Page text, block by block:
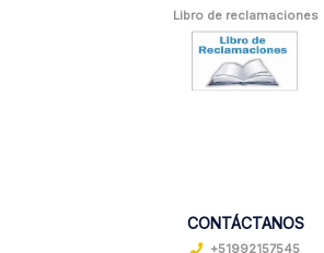
Libro de reclamaciones
CONTÁCTANOS
+51992157545